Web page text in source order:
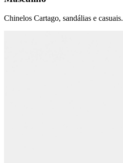
Chinelos Cartago, sandálias e casuais.